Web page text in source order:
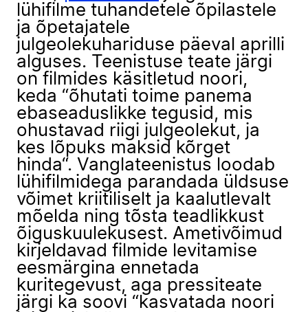
lühifilme tuhandetele õpilastele
ja õpetajatele
julgeolekuhariduse päeval aprilli
alguses. Teenistuse teate järgi
on filmides käsitletud noori,
keda “õhutati toime panema
ebaseaduslikke tegusid, mis
ohustavad riigi julgeolekut, ja
kes lõpuks maksid kõrget
hinda“. Vanglateenistus loodab
lühifilmidega parandada üldsuse
võimet kriitiliselt ja kaalutlevalt
mõelda ning tõsta teadlikkust
õiguskuulekusest. Ametivõimud
kirjeldavad filmide levitamise
eesmärgina ennetada
kuritegevust, aga pressiteate
järgi ka soovi “kasvatada noori